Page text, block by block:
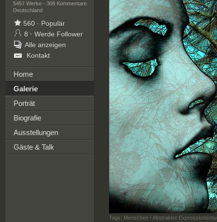
5457 Werke · 308 Kommentare
Deutschland
560· Populär
8 · Werde Follower
Alle anzeigen
Kontakt
Home
Galerie
Porträt
Biografie
Ausstellungen
Gäste & Talk
Tags: Menschen · Abstrakter